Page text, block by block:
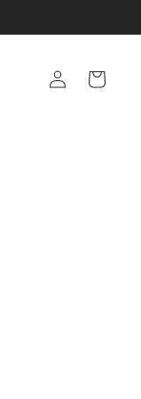
Accedi Carrello